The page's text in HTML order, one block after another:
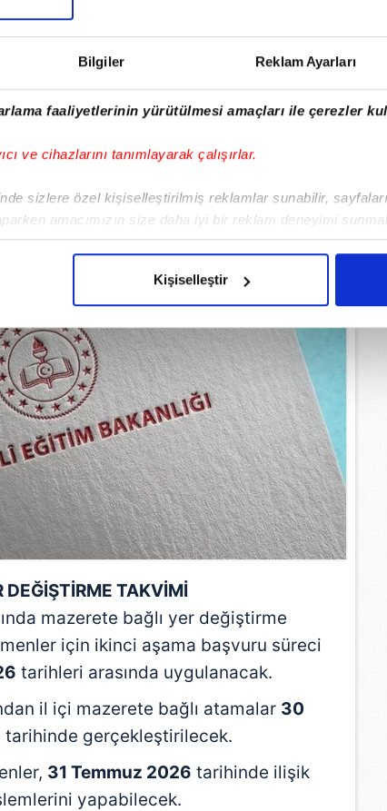
Bilgiler Reklam Ayarları
faaliyetlerinin yürütülmesi amaçları ile çerezler
ve cihazlarını tanımlayarak çalışırlar.
sizlere özel kişiselleştirilmiş reklamlar sunabilir,
amacımızın size daha iyi bir reklam deneyimi
gelen çabayı gösterdiğimizi ve bu noktada,
çerezlere izin vermedikleri takdirde, kullanıcılara hedefli
için İnternet Sitemizde kendimize ve üçüncü kişilere
verileriniz işlenmekte olup gerekli olan çerezler bilgi
çerezler, sitemizin daha işlevsel kılınması ve
amaçlarıyla sınırlı olarak açık rızanız dahilinde
yer alan panel vasıtasıyla belirleyebilirsiniz.
Metnimiziziyaret edebilirsiniz.
Kanunu uyarınca hazırlanmış Aydınlatma
çerezlerle ilgili bilgi almak için lütfentıklayınız.
Kişiselleştir
24 Temmuz 2026
yapılacak.
DEĞİŞTİRME TAKVİMİ
mazerete bağlı yer değiştirme
için ikinci aşama başvuru süreci
tarihleri arasında uygulanacak.
il içi mazerete bağlı atamalar 30
tarihinde gerçekleştirilecek.
31 Temmuz 2026 tarihinde ilişik
yapabilecek.